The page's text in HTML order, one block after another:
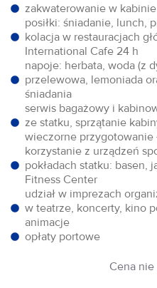
zakwaterowanie w
posiłki: śniadanie, lunch,
kolacja w restauracjach
International Cafe 24 h
napoje: herbata, woda (z
przelewowa, lemoniada
śniadania
serwis bagażowy i
ze statku, sprzątanie
wieczorne przygotowanie
korzystanie z urządzeń
pokładach statku: basen,
Fitness Center
udział w imprezach
w teatrze, koncerty, kino
animacje
opłaty portowe
Cena